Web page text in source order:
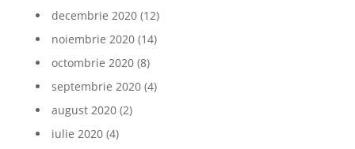
decembrie 2020(12)
noiembrie 2020(14)
octombrie 2020(8)
septembrie 2020(4)
august 2020(2)
iulie 2020(4)